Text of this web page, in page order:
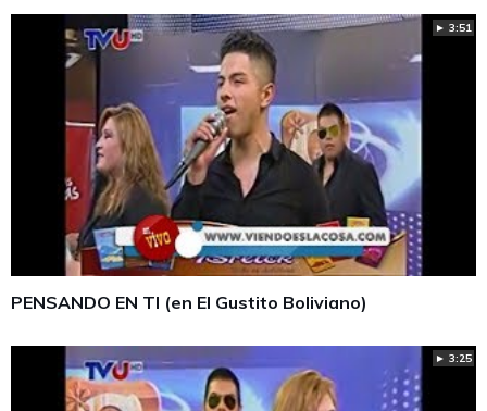
► 3:51
PENSANDO EN TI (en El Gustito Boliviano)
► 3:25